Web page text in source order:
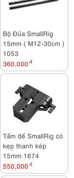
Bộ Đũa SmallRig
15mm ( M12-30cm )
1053
360,000 đ
Tấm đế SmallRig có
kẹp thanh kép
15mm 1674
550,000 đ